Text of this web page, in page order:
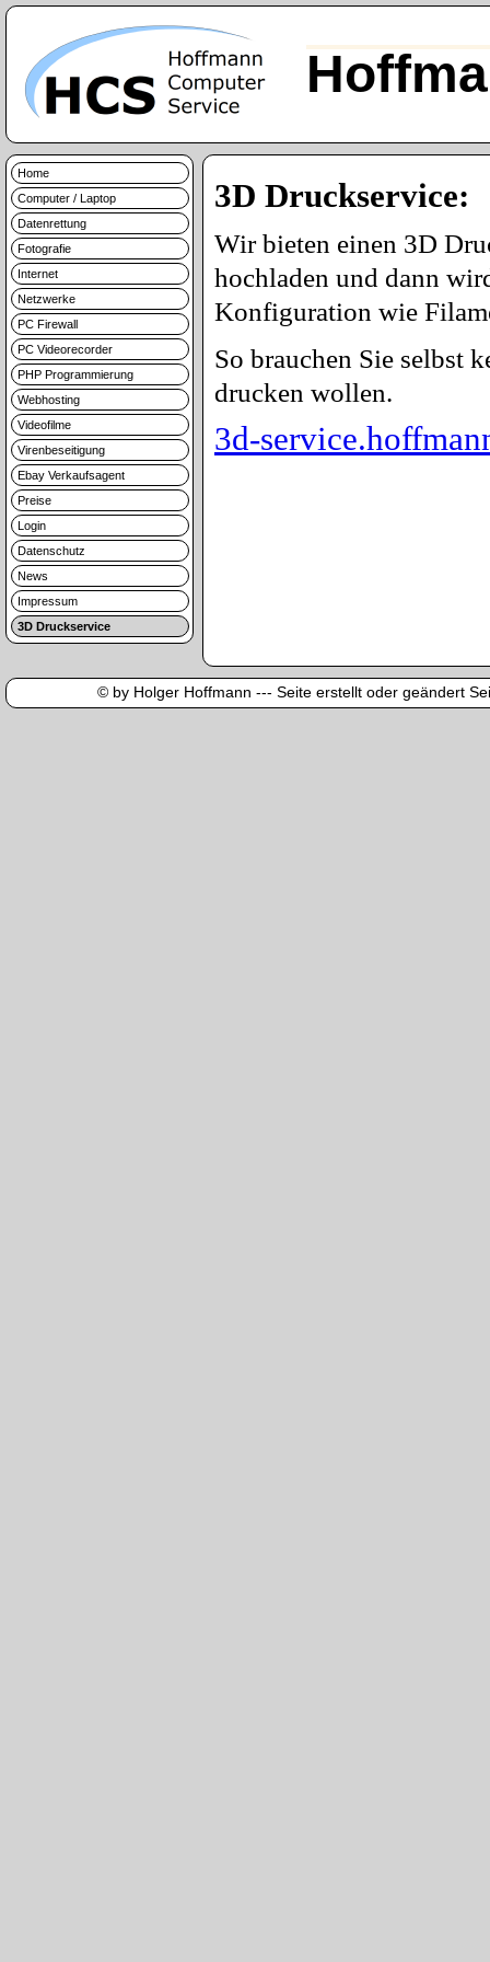
Home
Computer / Laptop
Datenrettung
Fotografie
Internet
Netzwerke
PC Firewall
PC Videorecorder
PHP Programmierung
Webhosting
Videofilme
Virenbeseitigung
Ebay Verkaufsagent
Preise
Login
Datenschutz
News
Impressum
3D Druckservice
3D Druckservice:
Wir bieten einen 3D
hochladen und dann
Konfiguration wie
So brauchen Sie selbst
drucken wollen.
3d-
© by Holger Hoffmann --- Seite erstellt oder geändert